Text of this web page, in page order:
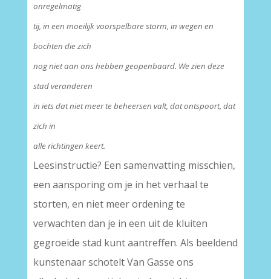
onregelmatig
tij, in een moeilijk voorspelbare storm, in wegen en
bochten die zich
nog niet aan ons hebben geopenbaard. We zien deze
stad veranderen
in iets dat niet meer te beheersen valt, dat ontspoort, dat
zich in
alle richtingen keert.
Leesinstructie? Een samenvatting misschien,
een aansporing om je in het verhaal te
storten, en niet meer ordening te
verwachten dan je in een uit de kluiten
gegroeide stad kunt aantreffen. Als beeldend
kunstenaar schotelt Van Gasse ons